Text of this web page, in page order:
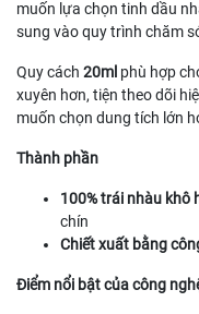
muốn lựa chọn tinh dầu
sung vào quy trình chăm
Quy cách 20ml phù hợp
xuyên hơn, tiện theo dõi
muốn chọn dung tích lớn
Thành phần
100% trái nhàu khô
chín
Chiết xuất bằng
Điểm nổi bật của công